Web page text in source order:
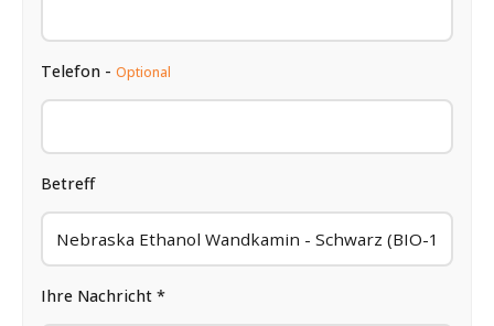
Telefon - Optional
Betreff
Ihre Nachricht *